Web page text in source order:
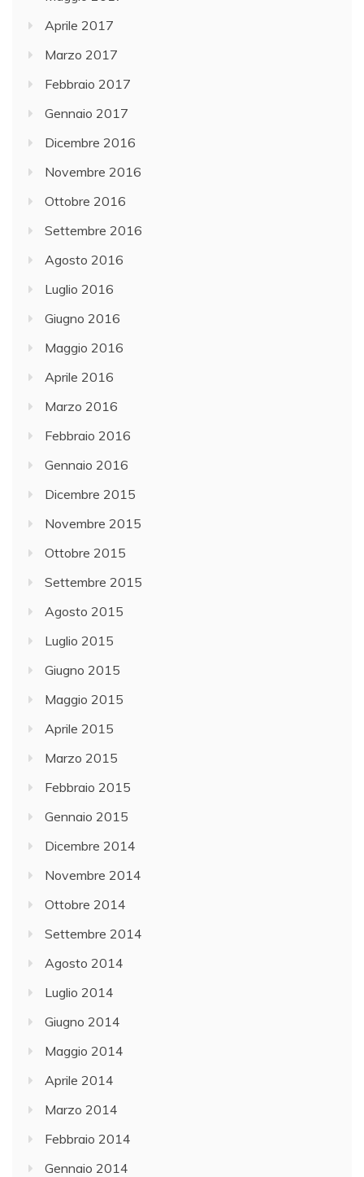
Aprile 2017
Marzo 2017
Febbraio 2017
Gennaio 2017
Dicembre 2016
Novembre 2016
Ottobre 2016
Settembre 2016
Agosto 2016
Luglio 2016
Giugno 2016
Maggio 2016
Aprile 2016
Marzo 2016
Febbraio 2016
Gennaio 2016
Dicembre 2015
Novembre 2015
Ottobre 2015
Settembre 2015
Agosto 2015
Luglio 2015
Giugno 2015
Maggio 2015
Aprile 2015
Marzo 2015
Febbraio 2015
Gennaio 2015
Dicembre 2014
Novembre 2014
Ottobre 2014
Settembre 2014
Agosto 2014
Luglio 2014
Giugno 2014
Maggio 2014
Aprile 2014
Marzo 2014
Febbraio 2014
Gennaio 2014